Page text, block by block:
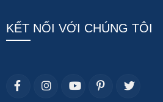
KẾT NỐI VỚI CHÚNG TÔI